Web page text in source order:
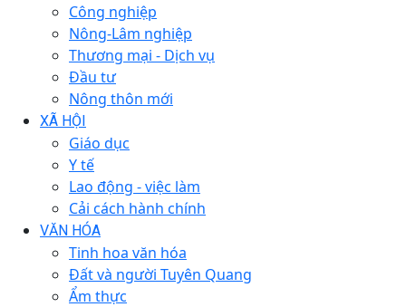
Công nghiệp
Nông-Lâm nghiệp
Thương mại - Dịch vụ
Đầu tư
Nông thôn mới
XÃ HỘI
Giáo dục
Y tế
Lao động - việc làm
Cải cách hành chính
VĂN HÓA
Tinh hoa văn hóa
Đất và người Tuyên Quang
Ẩm thực